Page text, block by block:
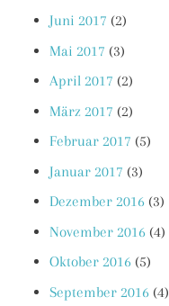
Juni 2017 (2)
Mai 2017 (3)
April 2017 (2)
März 2017 (2)
Februar 2017 (5)
Januar 2017 (3)
Dezember 2016 (3)
November 2016 (4)
Oktober 2016 (5)
September 2016 (4)